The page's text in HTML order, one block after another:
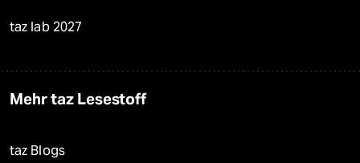
taz lab 2027
Mehr taz Lesestoff
taz Blogs